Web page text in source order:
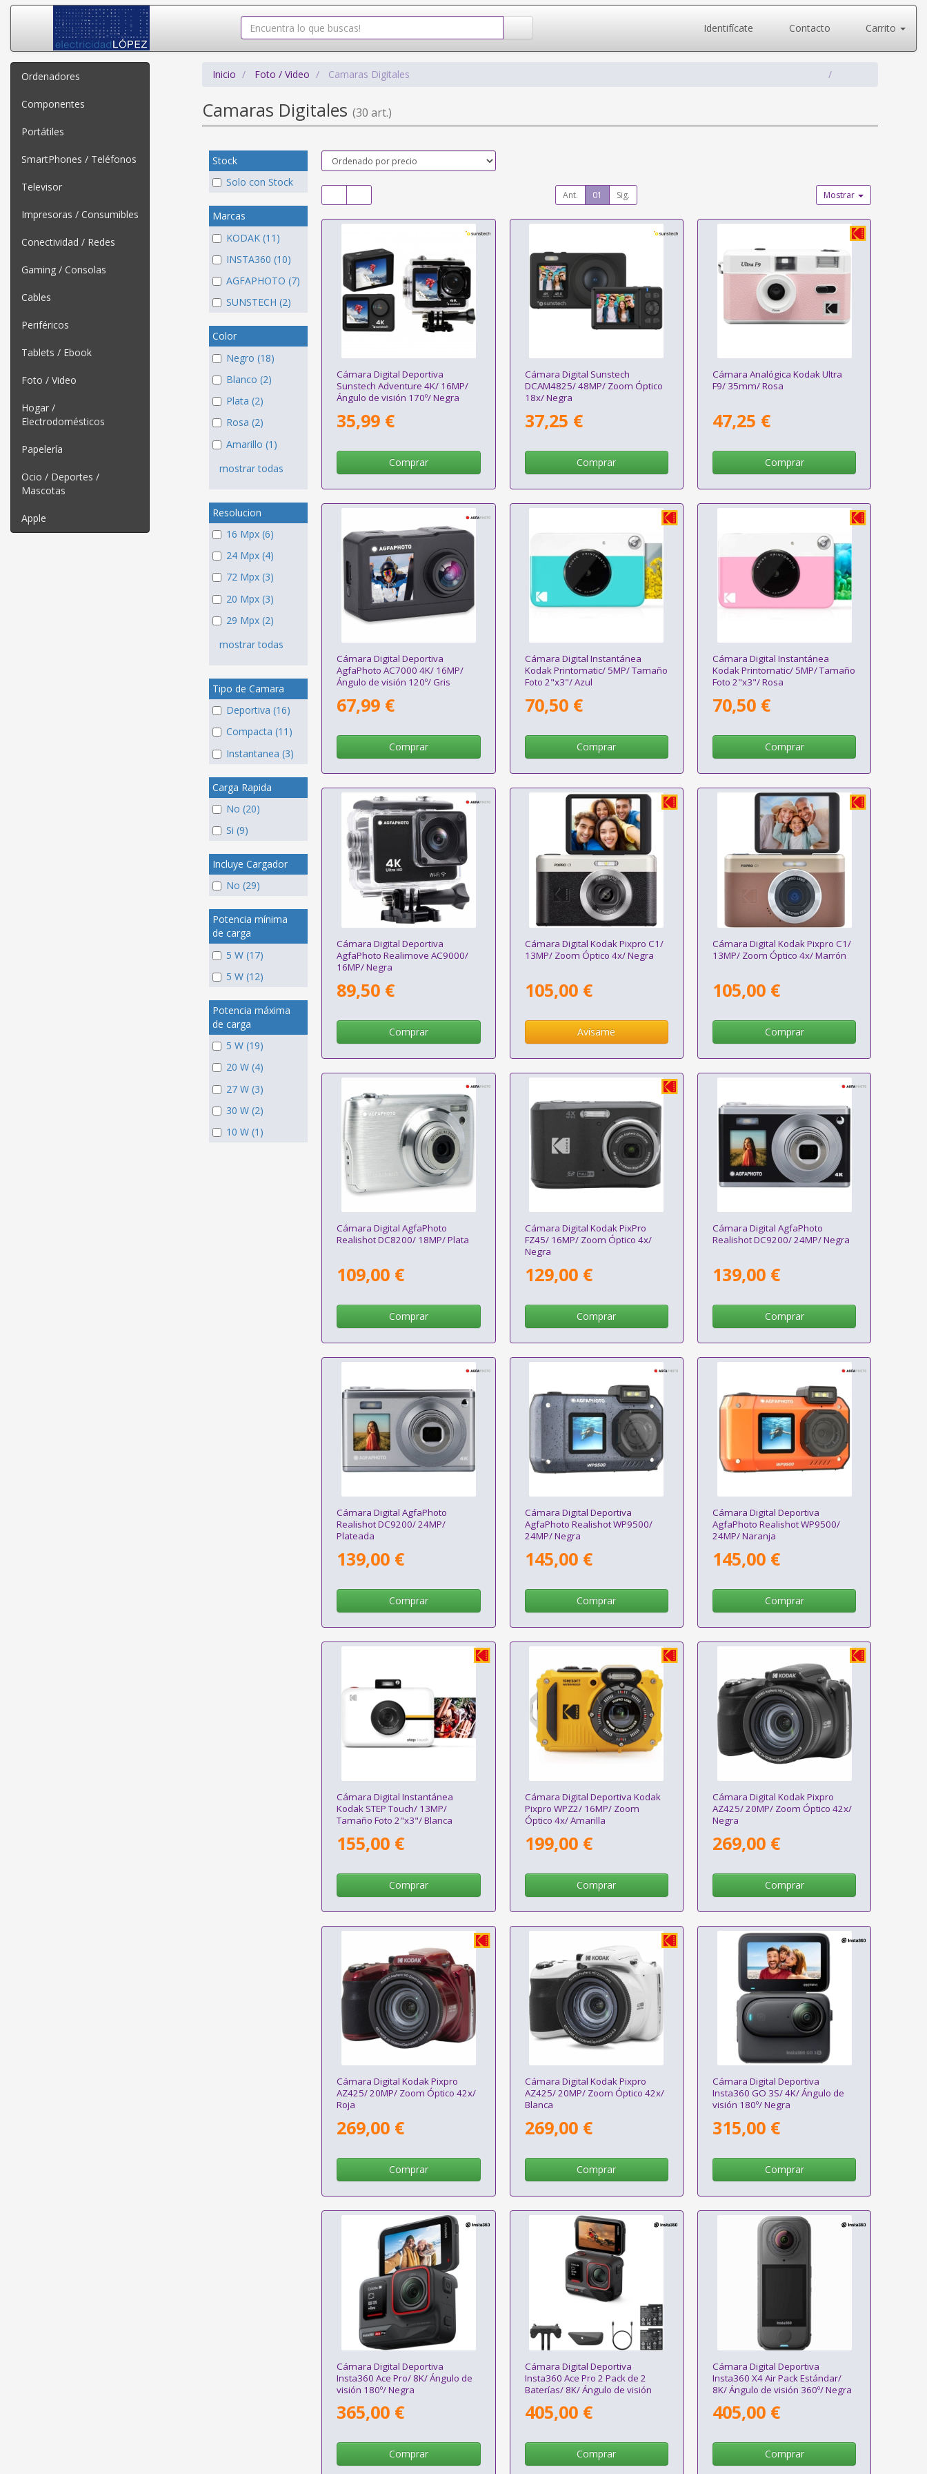
Identifícate Contacto Carrito
Ordenadores
Componentes
Portátiles
SmartPhones / Teléfonos
Televisor
Impresoras / Consumibles
Conectividad / Redes
Gaming / Consolas
Cables
Periféricos
Tablets / Ebook
Foto / Video
Hogar /
Electrodomésticos
Papelería
Ocio / Deportes /
Mascotas
Apple
Inicio Foto / Video Camaras Digitales
Camaras Digitales (30 art.)
Stock
Solo con Stock
Marcas
KODAK (11)
INSTA360 (10)
AGFAPHOTO (7)
SUNSTECH (2)
Color
Negro (18)
Blanco (2)
Plata (2)
Rosa (2)
Amarillo (1)
mostrar todas
Resolucion
16 Mpx (6)
24 Mpx (4)
72 Mpx (3)
20 Mpx (3)
29 Mpx (2)
mostrar todas
Tipo de Camara
Deportiva (16)
Compacta (11)
Instantanea (3)
Carga Rapida
No (20)
Si (9)
Incluye Cargador
No (29)
Potencia mínima
de carga
5 W (17)
5 W (12)
Potencia máxima
de carga
5 W (19)
20 W (4)
27 W (3)
30 W (2)
10 W (1)
Ant. 01 Sig. Mostrar
Cámara Digital Deportiva
Sunstech Adventure 4K/ 16MP/
Ángulo de visión 170º/ Negra
35,99 €
Comprar
Cámara Digital Sunstech
DCAM4825/ 48MP/ Zoom Óptico
18x/ Negra
37,25 €
Comprar
Cámara Analógica Kodak Ultra
F9/ 35mm/ Rosa
47,25 €
Comprar
Cámara Digital Deportiva
AgfaPhoto AC7000 4K/ 16MP/
Ángulo de visión 120º/ Gris
67,99 €
Comprar
Cámara Digital Instantánea
Kodak Printomatic/ 5MP/ Tamaño
Foto 2"x3"/ Azul
70,50 €
Comprar
Cámara Digital Instantánea
Kodak Printomatic/ 5MP/ Tamaño
Foto 2"x3"/ Rosa
70,50 €
Comprar
Cámara Digital Deportiva
AgfaPhoto Realimove AC9000/
16MP/ Negra
89,50 €
Comprar
Cámara Digital Kodak Pixpro C1/
13MP/ Zoom Óptico 4x/ Negra
105,00 €
Avísame
Cámara Digital Kodak Pixpro C1/
13MP/ Zoom Óptico 4x/ Marrón
105,00 €
Comprar
Cámara Digital AgfaPhoto
Realishot DC8200/ 18MP/ Plata
109,00 €
Comprar
Cámara Digital Kodak PixPro
FZ45/ 16MP/ Zoom Óptico 4x/
Negra
129,00 €
Comprar
Cámara Digital AgfaPhoto
Realishot DC9200/ 24MP/ Negra
139,00 €
Comprar
Cámara Digital AgfaPhoto
Realishot DC9200/ 24MP/
Plateada
139,00 €
Comprar
Cámara Digital Deportiva
AgfaPhoto Realishot WP9500/
24MP/ Negra
145,00 €
Comprar
Cámara Digital Deportiva
AgfaPhoto Realishot WP9500/
24MP/ Naranja
145,00 €
Comprar
Cámara Digital Instantánea
Kodak STEP Touch/ 13MP/
Tamaño Foto 2"x3"/ Blanca
155,00 €
Comprar
Cámara Digital Deportiva Kodak
Pixpro WPZ2/ 16MP/ Zoom
Óptico 4x/ Amarilla
199,00 €
Comprar
Cámara Digital Kodak Pixpro
AZ425/ 20MP/ Zoom Óptico 42x/
Negra
269,00 €
Comprar
Cámara Digital Kodak Pixpro
AZ425/ 20MP/ Zoom Óptico 42x/
Roja
269,00 €
Comprar
Cámara Digital Kodak Pixpro
AZ425/ 20MP/ Zoom Óptico 42x/
Blanca
269,00 €
Comprar
Cámara Digital Deportiva
Insta360 GO 3S/ 4K/ Ángulo de
visión 180º/ Negra
315,00 €
Comprar
Cámara Digital Deportiva
Insta360 Ace Pro/ 8K/ Ángulo de
visión 180º/ Negra
365,00 €
Comprar
Cámara Digital Deportiva
Insta360 Ace Pro 2 Pack de 2
Baterías/ 8K/ Ángulo de visión
405,00 €
Comprar
Cámara Digital Deportiva
Insta360 X4 Air Pack Estándar/
8K/ Ángulo de visión 360º/ Negra
405,00 €
Comprar